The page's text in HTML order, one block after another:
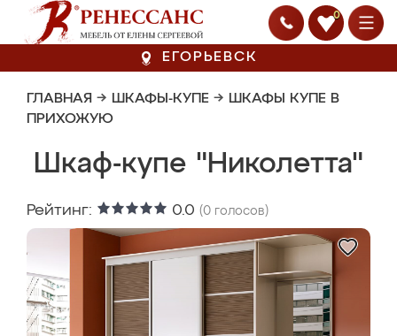
0
ЕГОРЬЕВСК
ГЛАВНАЯ → ШКАФЫ-КУПЕ → ШКАФЫ КУПЕ В
ПРИХОЖУЮ
Шкаф-купе "Николетта"
Рейтинг: 0.0 (0 голосов)